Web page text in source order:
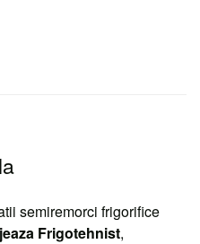
semiremorci frigorifice
Frigotehnist,